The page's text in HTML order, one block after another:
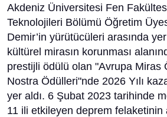
Akdeniz Üniversitesi Fen
Teknolojileri Bölümü Öğretim
Demir’in yürütücüleri arasında yer
kültürel mirasın korunması
prestijli ödülü olan "Avrupa Miras
Nostra Ödülleri"nde 2026 Yılı
yer aldı. 6 Şubat 2023 tarihinde
11 ili etkileyen deprem felaketinin